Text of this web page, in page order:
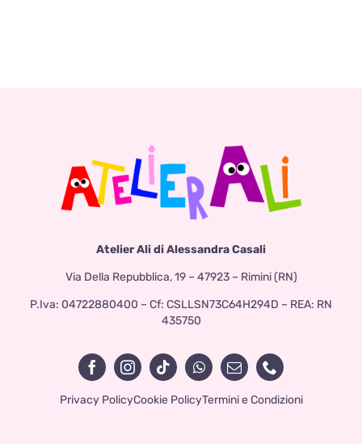
Atelier Ali di Alessandra Casali
Via Della Repubblica, 19 – 47923 – Rimini (RN)
P.Iva: 04722880400 – Cf: CSLLSN73C64H294D – REA: RN
435750
Privacy PolicyCookie PolicyTermini e Condizioni